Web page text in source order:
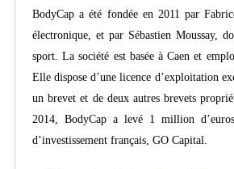
BodyCap a été fondée en 2011 par
électronique, et par Sébastien Moussay,
sport. La société est basée à Caen et
Elle dispose d’une licence d’exploitation
un brevet et de deux autres brevets
2014, BodyCap a levé 1 million
d’investissement français, GO Capital.